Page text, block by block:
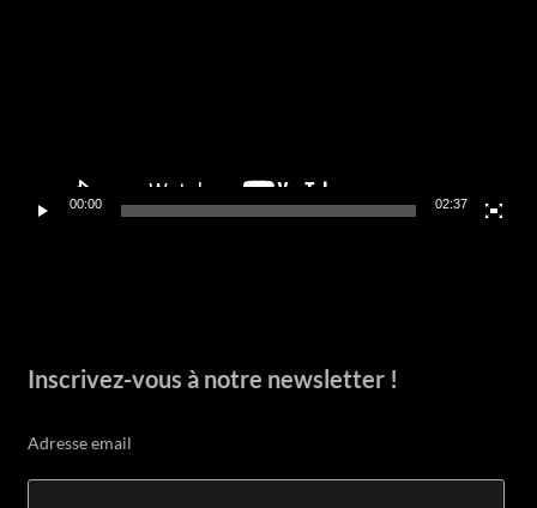
00:00 02:37
Inscrivez-vous à notre newsletter !
Adresse email